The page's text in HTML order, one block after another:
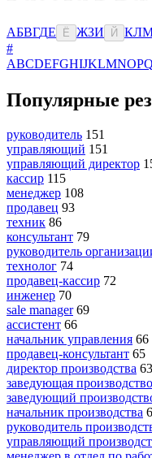
АБВГДЕ Ё ЖЗИ Й КЛ
#
ABCDEFGHIJKLMNOPQ
Популярные
руководитель 151
управляющий 151
управляющий директор
кассир 115
менеджер 108
продавец 93
техник 86
консультант 79
руководитель
технолог 74
продавец-кассир 72
инженер 70
sale manager 69
ассистент 66
начальник управления 66
продавец-консультант 65
директор производства 63
заведующая
заведующий
начальник производства
руководитель
управляющий